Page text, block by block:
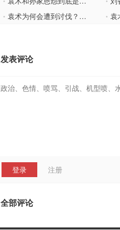
• 袁术为何会遭到讨伐？真实原因是什么？ • 袁术
发表评论
登录 注册
全部评论